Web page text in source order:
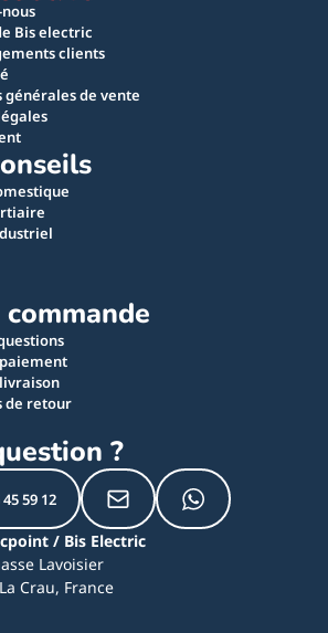
Bis electric
clients
générales de vente
de retour
?
59 12
/ Bis Electric
Lavoisier
Crau, France